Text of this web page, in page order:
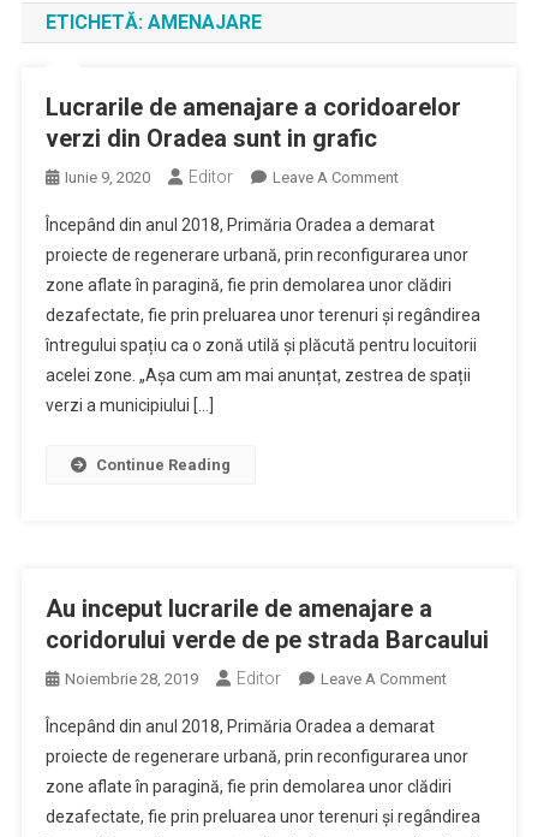
ETICHETĂ: AMENAJARE
Lucrarile de amenajare a coridoarelor
verzi din Oradea sunt in grafic
Iunie 9, 2020 Editor Leave A CommentOn
De
Amenajare
A
Coridoarelor
Verzi
Din
Începând din anul 2018, Primăria Oradea a demarat
proiecte de regenerare urbană, prin reconfigurarea unor
zone aflate în paragină, fie prin demolarea unor clădiri
dezafectate, fie prin preluarea unor terenuri și regândirea
întregului spațiu ca o zonă utilă și plăcută pentru locuitorii
acelei zone. „Așa cum am mai anunțat, zestrea de spații
verzi a municipiului […]
Continue Reading
Au inceput lucrarile de amenajare a
coridorului verde de pe strada Barcaului
Noiembrie 28, 2019 Editor Leave A CommentOn
Lucrarile
De
Amenajare
Începând din anul 2018, Primăria Oradea a demarat
proiecte de regenerare urbană, prin reconfigurarea unor
zone aflate în paragină, fie prin demolarea unor clădiri
dezafectate, fie prin preluarea unor terenuri și regândirea